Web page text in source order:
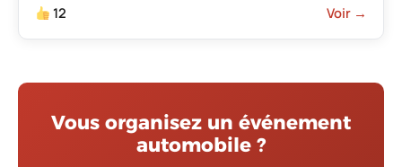
12 Voir →
Vous organisez un événement
automobile ?